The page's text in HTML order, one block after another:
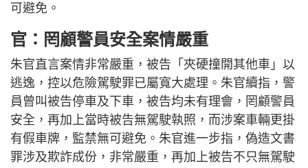
可避免。
官：罔顧警員安全案情嚴重
朱官直言案情非常嚴重，被告「夾硬撞開其他車」以
逃逸，控以危險駕駛罪已屬寬大處理。朱官續指，警
員曾叫被告停車及下車，被告均未有理會，罔顧警員
安全，再加上當時被告無駕駛執照，而涉案車輛更掛
有假車牌，監禁無可避免。朱官進一步指，偽造⽂書
罪涉及欺詐成份，非常嚴重，再加上被告不只無駕駛